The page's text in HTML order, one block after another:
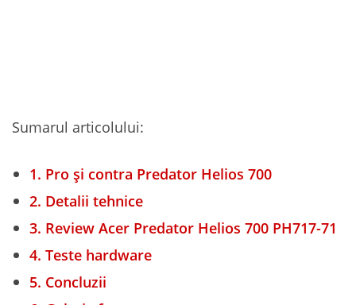
Sumarul articolului:
1. Pro și contra Predator Helios 700
2. Detalii tehnice
3. Review Acer Predator Helios 700 PH717-71
4. Teste hardware
5. Concluzii